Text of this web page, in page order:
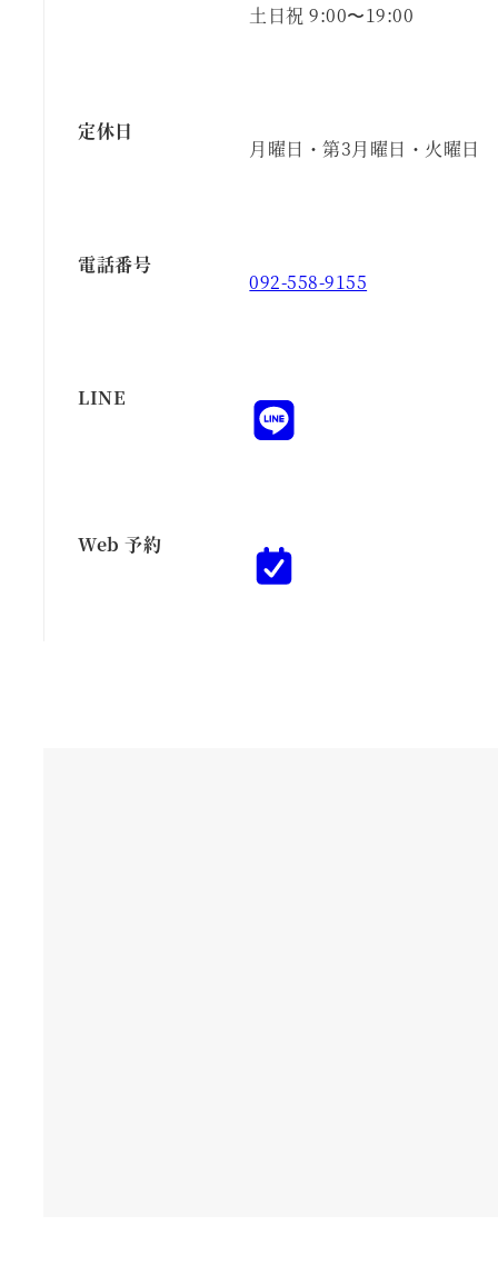
土日祝 9:00〜19:00
定休日
月曜日・第3月曜日・火曜日
電話番号
092-558-9155
LINE
Web 予約